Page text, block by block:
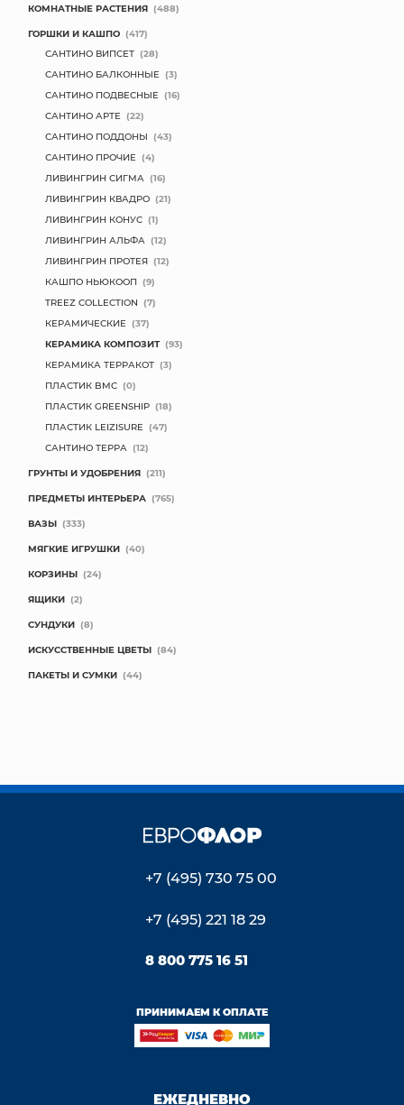
КОМНАТНЫЕ РАСТЕНИЯ (488)
ГОРШКИ И КАШПО (417)
САНТИНО ВИПСЕТ (28)
САНТИНО БАЛКОННЫЕ (3)
САНТИНО ПОДВЕСНЫЕ (16)
САНТИНО АРТЕ (22)
САНТИНО ПОДДОНЫ (43)
САНТИНО ПРОЧИЕ (4)
ЛИВИНГРИН СИГМА (16)
ЛИВИНГРИН КВАДРО (21)
ЛИВИНГРИН КОНУС (1)
ЛИВИНГРИН АЛЬФА (12)
ЛИВИНГРИН ПРОТЕЯ (12)
КАШПО НЬЮКООП (9)
TREEZ COLLECTION (7)
КЕРАМИЧЕСКИЕ (37)
КЕРАМИКА КОМПОЗИТ (93)
КЕРАМИКА ТЕРРАКОТ (3)
ПЛАСТИК BMC (0)
ПЛАСТИК GREENSHIP (18)
ПЛАСТИК LEIZISURE (47)
САНТИНО ТЕРРА (12)
ГРУНТЫ И УДОБРЕНИЯ (211)
ПРЕДМЕТЫ ИНТЕРЬЕРА (765)
ВАЗЫ (333)
МЯГКИЕ ИГРУШКИ (40)
КОРЗИНЫ (24)
ЯЩИКИ (2)
СУНДУКИ (8)
ИСКУССТВЕННЫЕ ЦВЕТЫ (84)
ПАКЕТЫ И СУМКИ (44)
+7 (495) 730 75 00
+7 (495) 221 18 29
8 800 775 16 51
ПРИНИМАЕМ К ОПЛАТЕ
ЕЖЕДНЕВНО